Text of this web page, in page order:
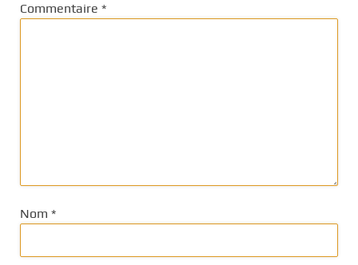
Commentaire *
Nom *